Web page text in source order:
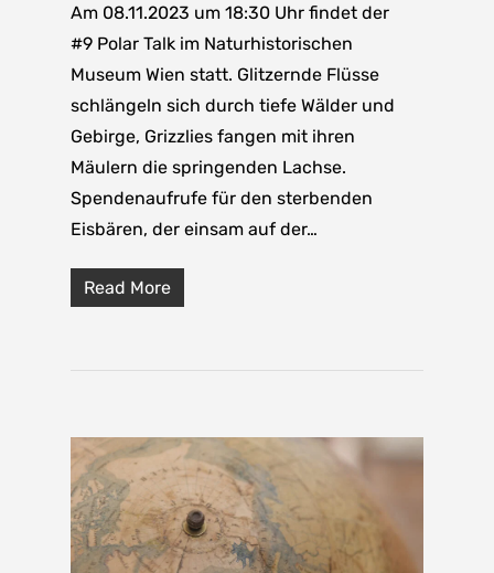
Am 08.11.2023 um 18:30 Uhr findet der
#9 Polar Talk im Naturhistorischen
Museum Wien statt. Glitzernde Flüsse
schlängeln sich durch tiefe Wälder und
Gebirge, Grizzlies fangen mit ihren
Mäulern die springenden Lachse.
Spendenaufrufe für den sterbenden
Eisbären, der einsam auf der…
Read More